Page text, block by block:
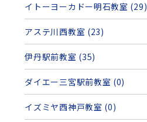
イトーヨーカドー明石教室 (29)
アステ川西教室 (23)
伊丹駅前教室 (35)
ダイエー三宮駅前教室 (0)
イズミヤ西神戸教室 (0)